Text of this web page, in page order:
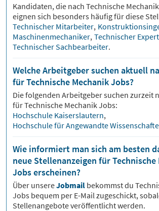
Kandidaten, die nach Technische Mechanik
eignen sich besonders häufig für diese
Technischer Mitarbeiter,
Maschinenmechaniker, Technischer
Technischer Sachbearbeiter.
Welche Arbeitgeber suchen aktuell
für Technische Mechanik Jobs?
Die folgenden Arbeitgeber suchen zurzeit
fürTechnische Mechanik Jobs:
Hochschule Kaiserslautern,
Hochschule für Angewandte
Wie informiert man sich am besten
neue Stellenanzeigen für Technische
Jobs erscheinen?
Über unsereJobmail bekommst du
Jobs bequem per E-Mail zugeschickt,
Stellenangebote veröffentlicht werden.